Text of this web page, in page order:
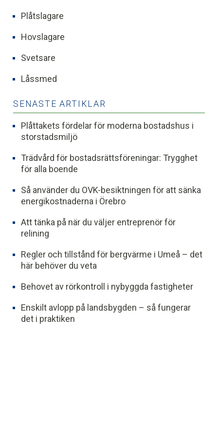
Plåtslagare
Hovslagare
Svetsare
Låssmed
SENASTE ARTIKLAR
Plåttakets fördelar för moderna bostadshus i
storstadsmiljö
Trädvård för bostadsrättsföreningar: Trygghet
för alla boende
Så använder du OVK-besiktningen för att sänka
energikostnaderna i Örebro
Att tänka på när du väljer entreprenör för
relining
Regler och tillstånd för bergvärme i Umeå – det
här behöver du veta
Behovet av rörkontroll i nybyggda fastigheter
Enskilt avlopp på landsbygden – så fungerar
det i praktiken